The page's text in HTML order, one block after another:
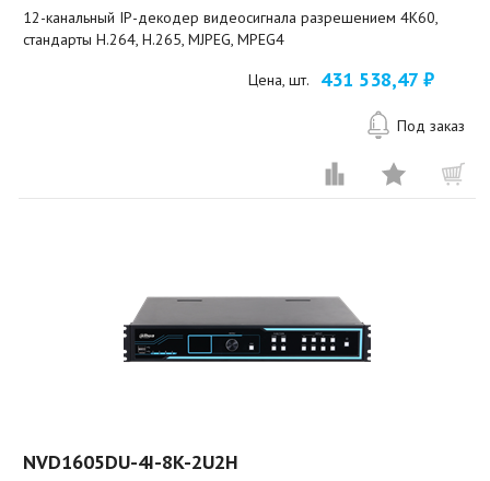
12-канальный IP-декодер видеосигнала разрешением 4K60,
стандарты H.264, H.265, MJPEG, MPEG4
Цена, шт. 431 538,47 ₽
Под заказ
NVD1605DU-4I-8K-2U2H